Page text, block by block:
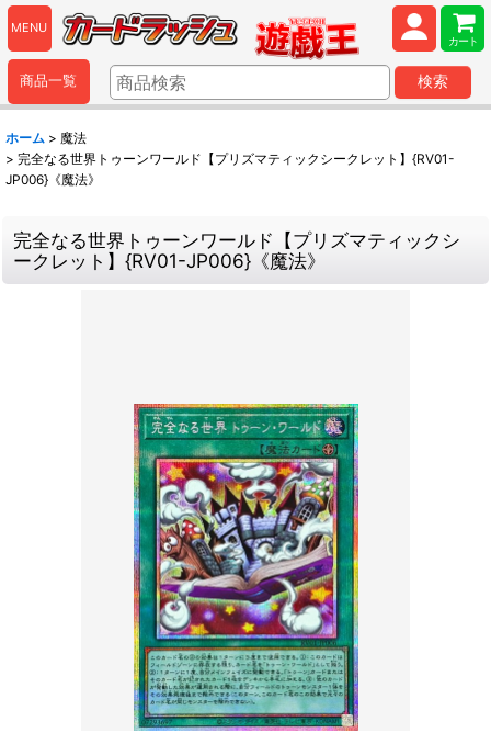
MENU
カート
商品一覧 検索
ホーム > 魔法
> 完全なる世界トゥーンワールド【プリズマティックシークレット】{RV01-
JP006}《魔法》
完全なる世界トゥーンワールド【プリズマティックシ
ークレット】{RV01-JP006}《魔法》